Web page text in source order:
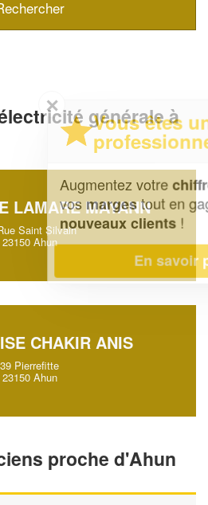
générale à
LAMARE MAYANN
Saint Silvain
23150 Ahun
CHAKIR ANIS
39 Pierrefitte
23150 Ahun
proche d'Ahun
êtes un
?
votrechiffre d'affaireset
tout en gagnant de
clients!